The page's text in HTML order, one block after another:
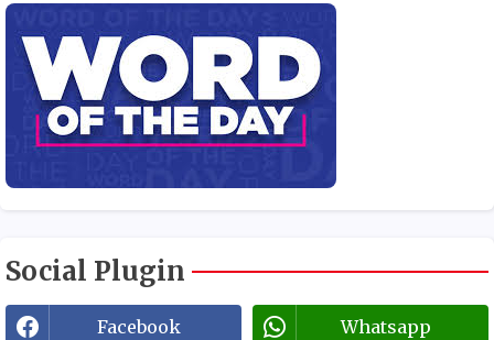
Social Plugin
Facebook Whatsapp